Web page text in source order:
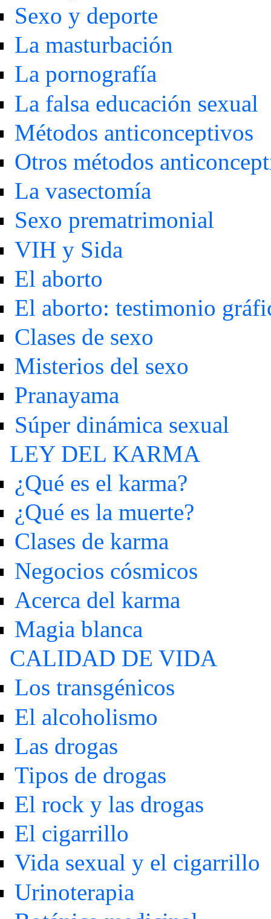
Sexo y deporte
La masturbación
La pornografía
La falsa educación sexual
Métodos anticonceptivos
Otros métodos
La vasectomía
Sexo prematrimonial
VIH y Sida
El aborto
El aborto: testimonio
Clases de sexo
Misterios del sexo
Pranayama
Súper dinámica sexual
LEY DEL KARMA
¿Qué es el karma?
¿Qué es la muerte?
Clases de karma
Negocios cósmicos
Acerca del karma
Magia blanca
CALIDAD DE VIDA
Los transgénicos
El alcoholismo
Las drogas
Tipos de drogas
El rock y las drogas
El cigarrillo
Vida sexual y el cigarrillo
Urinoterapia